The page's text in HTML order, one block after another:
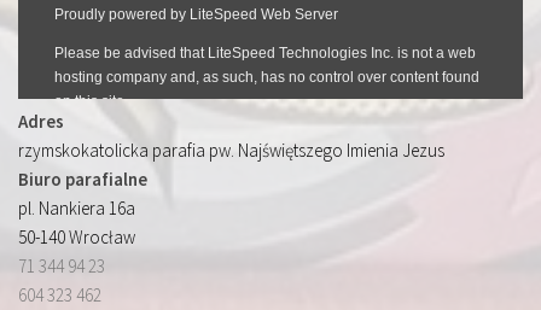
Adres
rzymskokatolicka parafia pw. Najświętszego Imienia Jezus
Biuro parafialne
pl. Nankiera 16a
50-140 Wrocław
71 344 94 23
604 323 462